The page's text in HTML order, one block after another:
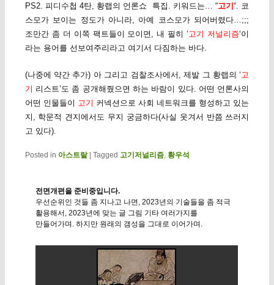
PS2. 피디수첩 4탄, 황랩의 언론쇼 특집. 키워드는… “고기“. 코
스모가 보이는 정도가 아니라, 아예 코스모가 되어버렸다…;;;
조만간 좀 더 이쪽 팩트들이 모이면, 내 필히 ‘ 고기 저널리즘‘이
라는 용어를 선보여주리라고 여기서 다짐하는 바다.
(나중에 약간 추가) 아 그리고 검찰조사에서, 제발 그 황랩의 ‘ 고
기 리스트’도 좀 공개해줬으면 하는 바람이 있다. 어떤 언론사의
어떤 인물들이 고기 커넥션으로 사회 네트워크를 형성하고 있는
지, 학문적 견지에서도 무지 궁금하다(사실 웃겨서 반쯤 쓰러지
고 있다).
Posted in 아스트랄 | Tagged 고기저널리즘, 황우석
전면개편을 준비중입니다.
우선순위인 것들 좀 지나고 나면, 2023년의 기술들을 좀 적극
활용해서, 2023년에 맞는 글 그림 기타 여러가지를
만들어가며. 하지만 원래의 갬성을 그대로 이어가며.